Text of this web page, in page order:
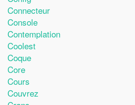
Connecteur
Console
Contemplation
Coolest
Coque
Core
Cours
Couvrez